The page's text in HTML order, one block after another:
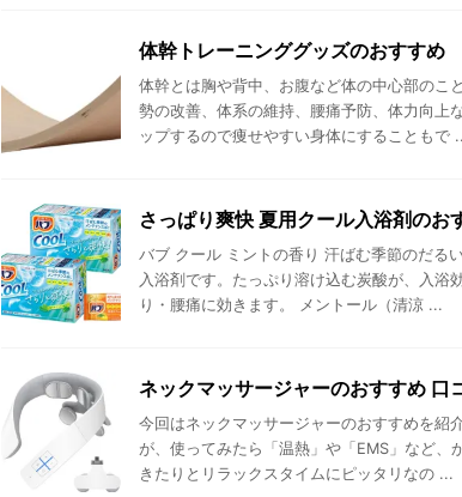
体幹トレーニンググッズのおすすめ
体幹とは胸や背中、お腹など体の中心部のこ
勢の改善、体系の維持、腰痛予防、体力向上
ップするので痩せやすい身体にすることもで
さっぱり爽快 夏用クール入浴剤のお
バブ クール ミントの香り 汗ばむ季節のだる
入浴剤です。たっぷり溶け込む炭酸が、入浴
り・腰痛に効きます。 メントール（清涼 ...
ネックマッサージャーのおすすめ 口
今回はネックマッサージャーのおすすめを紹
が、使ってみたら「温熱」や「EMS」など
きたりとリラックスタイムにピッタリなの ...